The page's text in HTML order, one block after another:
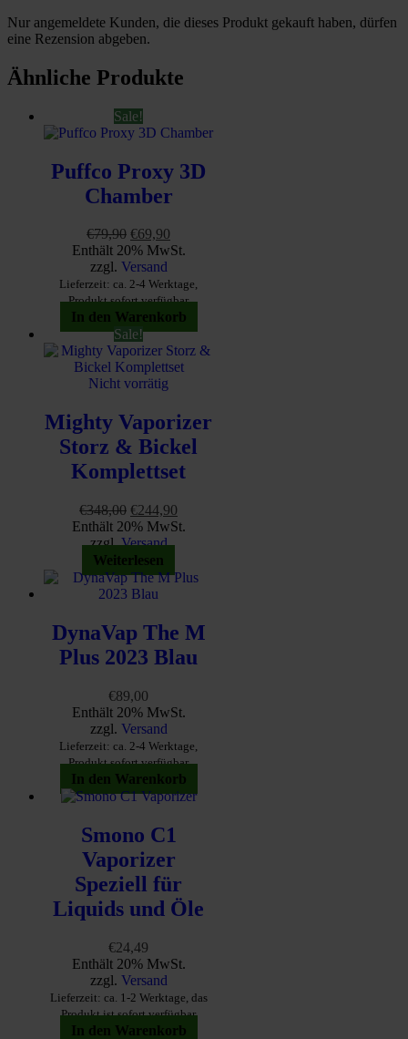
Nur angemeldete Kunden, die dieses Produkt gekauft haben, dürfen
eine Rezension abgeben.
Ähnliche Produkte
Sale!
Puffco Proxy 3D
Chamber
€79,90 Ursprünglicher
Preis
war:
€79,90
€69,90
Preis
€69,90.
Enthält 20% MwSt.
zzgl. Versand
Lieferzeit: ca. 2-4 Werktage,
Produkt sofort verfügbar
In den Warenkorb
Sale!
Nicht vorrätig
Mighty Vaporizer
Storz & Bickel
Komplettset
€348,00 Ursprünglicher
Preis
war:
€348,00
€244,90
Preis
Enthält 20% MwSt.
zzgl.Versand
Weiterlesen
DynaVap The M
Plus 2023 Blau
€89,00
Enthält 20% MwSt.
zzgl. Versand
Lieferzeit: ca. 2-4 Werktage,
Produkt sofort verfügbar
In den Warenkorb
Smono C1
Vaporizer
Speziell für
Liquids und Öle
€24,49
Enthält 20% MwSt.
zzgl. Versand
Lieferzeit: ca. 1-2 Werktage, das
Produkt ist sofort verfügbar
In den Warenkorb